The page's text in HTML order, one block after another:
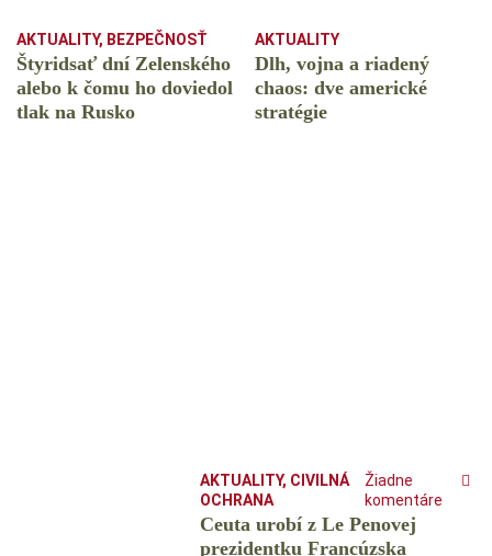
AKTUALITY, BEZPEČNOSŤ
Štyridsať dní Zelenského
alebo k čomu ho doviedol
tlak na Rusko
AKTUALITY
Dlh, vojna a riadený
chaos: dve americké
stratégie
AKTUALITY, CIVILNÁ
OCHRANA
Žiadne
komentáre
Ceuta urobí z Le Penovej
prezidentku Francúzska